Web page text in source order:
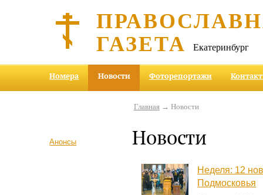
ГАЗЕТА Екатеринбург
Номера Новости Фоторепортажи
Анонсы
Главная→ Новости
Новости
Неделя: 12
Подмосковья